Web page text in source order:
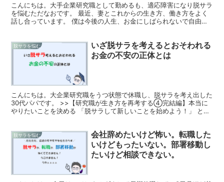
こんにちは。大手企業研究職として勤めるも、適応障害になり脱サラ
を悩むただなおです。 最近、妻とこれからの生き方、働き方をよく
話し合っています。 僕は今後の人生、お金にしばられないで自由に
脱サラを悩む
いざ脱サラを考えるとおそわれる
お金の不安の正体とは
こんにちは。大企業研究職をうつ状態で休職し、脱サラを考え出した
30代パパです。 >>【研究職が生き方を再考する④完結編】本当に
やりたいことを決める 「脱サラして新しいことを始めよう！」 と決
脱サラを悩む
会社辞めたいけど怖い。転職した
いけどもったいない。部署移動し
たいけど相談できない。